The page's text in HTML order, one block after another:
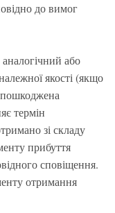
до вимог
або
якості (якщо
пошкоджена
термін
зі складу
прибуття
сповіщення.
отримання